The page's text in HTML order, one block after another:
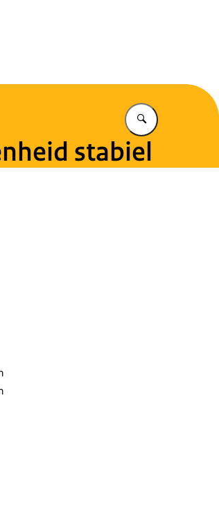
Vul in wat u
stabiel